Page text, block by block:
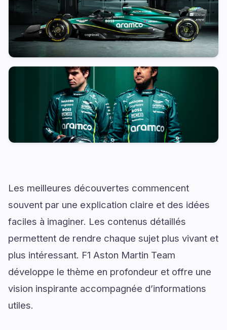
Les meilleures découvertes commencent
souvent par une explication claire et des idées
faciles à imaginer. Les contenus détaillés
permettent de rendre chaque sujet plus vivant et
plus intéressant. F1 Aston Martin Team
développe le thème en profondeur et offre une
vision inspirante accompagnée d’informations
utiles.